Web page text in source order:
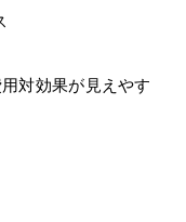
対効果が見えやす